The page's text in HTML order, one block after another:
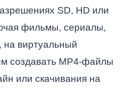
SD, HD или
фильмы, сериалы,
виртуальный
создавать MP4-файлы
или скачивания на